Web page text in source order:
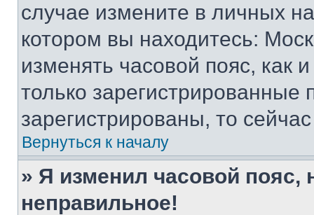
случае измените в личных
котором вы находитесь:
изменять часовой пояс, как
только
зарегистрированы, то
Вернуться к началу
» Я изменил часовой пояс,
неправильное!